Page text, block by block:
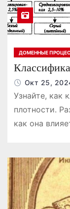
ДОМЕННЫЕ
Окт 25,
Узнайте, как
плотности.
как она